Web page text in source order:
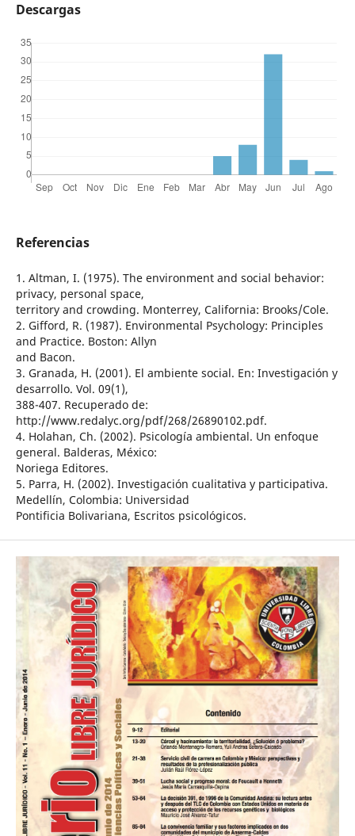
Descargas
Referencias
1. Altman, I. (1975). The environment and social behavior:
privacy, personal space,
territory and crowding. Monterrey, California: Brooks/Cole.
2. Gifford, R. (1987). Environmental Psychology: Principles
and Practice. Boston: Allyn
and Bacon.
3. Granada, H. (2001). El ambiente social. En: Investigación y
desarrollo. Vol. 09(1),
388-407. Recuperado de:
http://www.redalyc.org/pdf/268/26890102.pdf.
4. Holahan, Ch. (2002). Psicología ambiental. Un enfoque
general. Balderas, México:
Noriega Editores.
5. Parra, H. (2002). Investigación cualitativa y participativa.
Medellín, Colombia: Universidad
Pontificia Bolivariana, Escritos psicológicos.